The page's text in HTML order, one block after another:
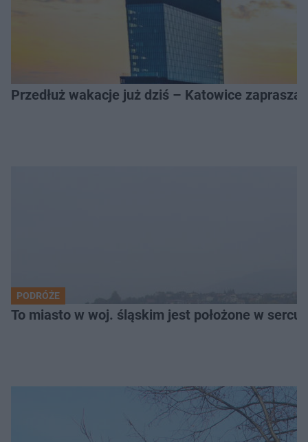
Przedłuż wakacje już dziś – Katowice
PODRÓŻE
To miasto w woj. śląskim jest położone w